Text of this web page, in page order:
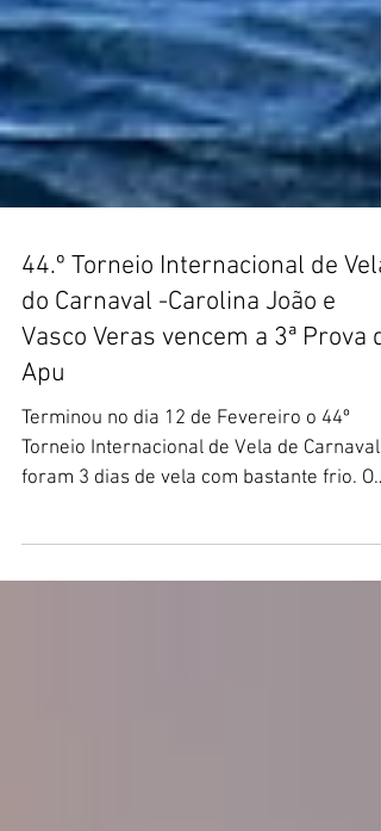
44.º Torneio Internacional de Vela
do Carnaval -Carolina João e
Vasco Veras vencem a 3ª Prova
Apu
Terminou no dia 12 de Fevereiro o 44º
foram 3 dias de vela com bastante frio. O